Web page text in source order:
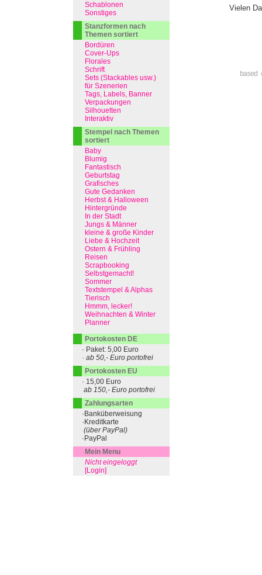
Vielen
Schablonen
Sonstiges
Stanzformen nach
Themen sortiert
Bordüren
Cover-Ups
Florales
Schrift
Sets (Stackables usw.)
für Szenerien
Tags, Labels, Banner
Verpackungen
Silhouetten
Interaktiv
Stempel nach Themen
sortiert
Baby
Blumig
Fantastisch
Geburtstag
Grafisches
Gute Gedanken
Herbst & Halloween
Hintergründe
In der Stadt
Jungs & Männer
kleine & große Kinder
Liebe & Hochzeit
Ostern & Frühling
Reisen
Scrapbooking
Selbstgemacht!
Sommer
Textstempel & Alphas
Tierisch
Hmmm, lecker!
Weihnachten & Winter
Planner
Portokosten DE
· Paket: 5,00 Euro
· ab 50,- Euro portofrei
Portokosten EU
· 15,00 Euro
ab 150,- Euro portofrei
Zahlungsarten
·Banküberweisung
·Kreditkarte
(über PayPal)
·PayPal
Mein Menu
Nicht eingeloggt
[Login]